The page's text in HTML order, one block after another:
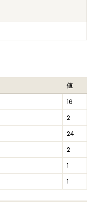
値
16
2
24
2
1
1